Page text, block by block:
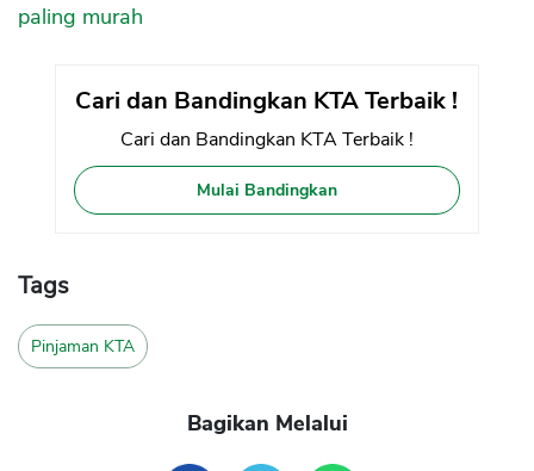
paling murah
Cari dan Bandingkan KTA Terbaik !
Cari dan Bandingkan KTA Terbaik !
Mulai Bandingkan
Tags
Pinjaman KTA
Bagikan Melalui